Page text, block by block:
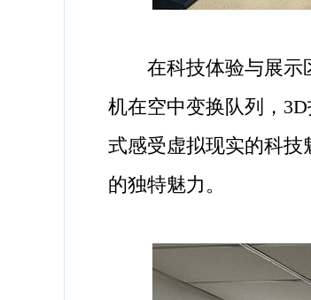
在科技体验与展示区
机在空中变换队列，
式感受虚拟现实的科技
的独特魅力。